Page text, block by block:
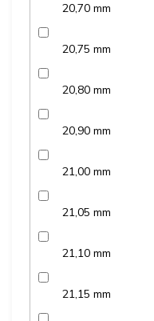
20,70 mm
20,75 mm
20,80 mm
20,90 mm
21,00 mm
21,05 mm
21,10 mm
21,15 mm